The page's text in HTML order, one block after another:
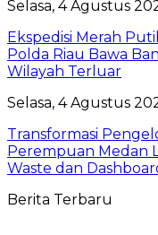
Selasa, 4 Agustus
Ekspedisi Merah
Polda Riau Bawa
Wilayah Terluar
Selasa, 4 Agustus
Transformasi
Perempuan Medan
Waste dan
Berita Terbaru